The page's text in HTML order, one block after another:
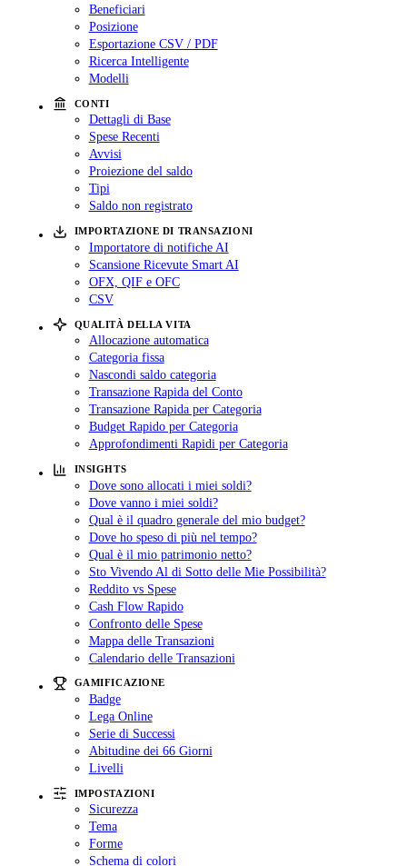
Beneficiari
Posizione
Esportazione CSV / PDF
Ricerca Intelligente
Modelli
CONTI
Dettagli di Base
Spese Recenti
Avvisi
Proiezione del saldo
Tipi
Saldo non registrato
IMPORTAZIONE DI TRANSAZIONI
Importatore di notifiche AI
Scansione Ricevute Smart AI
OFX, QIF e OFC
CSV
QUALITÀ DELLA VITA
Allocazione automatica
Categoria fissa
Nascondi saldo categoria
Transazione Rapida del Conto
Transazione Rapida per Categoria
Budget Rapido per Categoria
Approfondimenti Rapidi per Categoria
INSIGHTS
Dove sono allocati i miei soldi?
Dove vanno i miei soldi?
Qual è il quadro generale del mio budget?
Dove ho speso di più nel tempo?
Qual è il mio patrimonio netto?
Sto Vivendo Al di Sotto delle Mie Possibilità?
Reddito vs Spese
Cash Flow Rapido
Confronto delle Spese
Mappa delle Transazioni
Calendario delle Transazioni
GAMIFICAZIONE
Badge
Lega Online
Serie di Successi
Abitudine dei 66 Giorni
Livelli
IMPOSTAZIONI
Sicurezza
Tema
Forme
Schema di colori